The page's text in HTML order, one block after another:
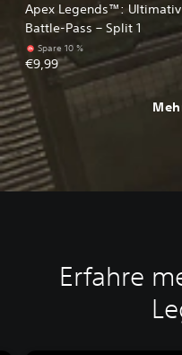
Apex Legends™:
Battle-Pass – Split 1
Spare 10 %
€9,99
Erfahre